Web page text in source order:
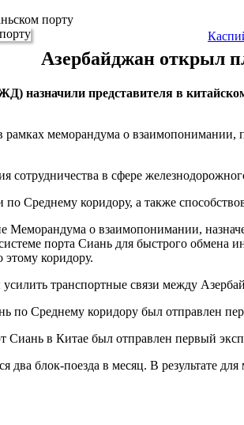
порту
Азербайджан открыл
назначили представителя в
меморандума о взаимопонимании,
сотрудничества в сфере
по Среднему коридору, а также
о взаимопонимании,
порта Сиань для быстрого
этому коридору.
транспортные связи между
по Среднему коридору был отправлен
Сиань в Китае был отправлен первый
два блок-поезда в месяц. В результате